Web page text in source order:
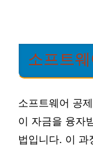
소프트
소프트웨어 공
이 자금을 융자
법입니다. 이 과